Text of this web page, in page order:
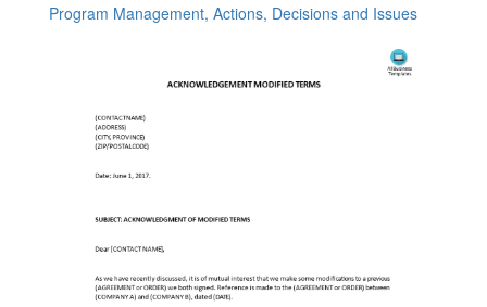
Program Management, Actions, Decisions and Issues